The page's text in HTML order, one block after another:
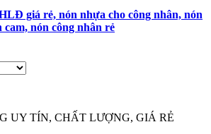
giá rẻ, nón nhựa cho công nhân, nón
cam, nón công nhân rẻ
UY TÍN, CHẤT LƯỢNG, GIÁ RẺ